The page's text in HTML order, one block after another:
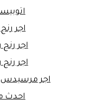
اجر
اجر
اجر
اجر مرسيدس
احدث